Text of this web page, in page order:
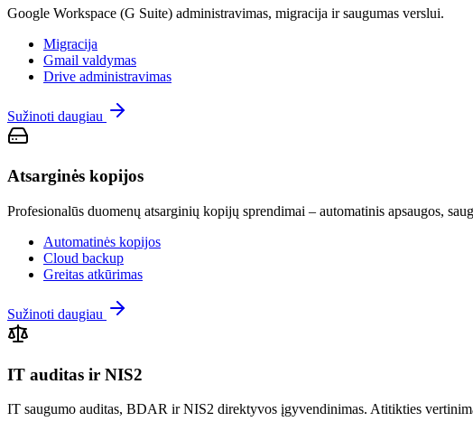
Google Workspace (G Suite) administravimas, migracija ir saugumas verslui.
Migracija
Gmail valdymas
Drive administravimas
Sužinoti daugiau
Atsarginės kopijos
Profesionalūs duomenų atsarginių kopijų sprendimai – automatinis apsaugos,
Automatinės kopijos
Cloud backup
Greitas atkūrimas
Sužinoti daugiau
IT auditas ir NIS2
IT saugumo auditas, BDAR ir NIS2 direktyvos įgyvendinimas. Atitikties